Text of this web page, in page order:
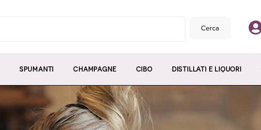
Cerca
SPUMANTI CHAMPAGNE CIBO DISTILLATI E LIQUORI